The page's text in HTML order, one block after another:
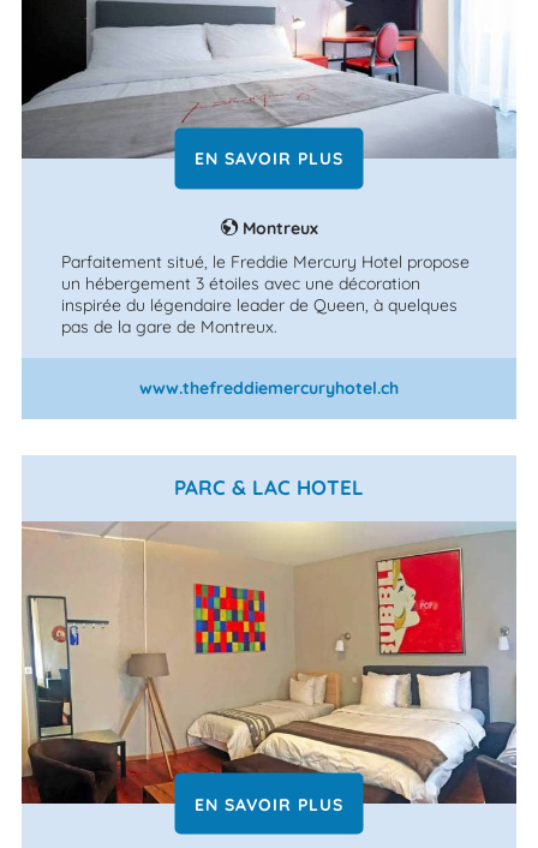
EN SAVOIR PLUS
Montreux
Parfaitement situé, le Freddie Mercury Hotel propose
un hébergement 3 étoiles avec une décoration
inspirée du légendaire leader de Queen, à quelques
pas de la gare de Montreux.
www.thefreddiemercuryhotel.ch
PARC & LAC HOTEL
EN SAVOIR PLUS